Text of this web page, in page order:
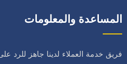
المساعدة والمعلومات
فريق خدمة العملاء لدينا جاهز للرد